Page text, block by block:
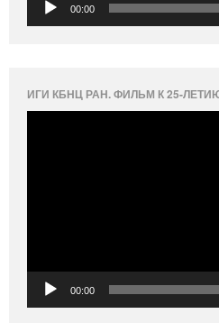
00:00
ИГИ КБНЦ РАН. ФИЛЬМ К 25-
00:00